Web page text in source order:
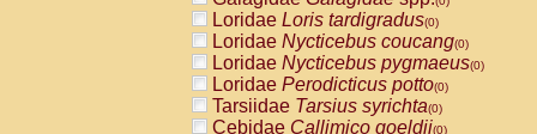
Loridae Loris tardigradus(0)
Loridae Nycticebus coucang(0)
Loridae Nycticebus pygmaeus(0)
Loridae Perodicticus potto(0)
Tarsiidae Tarsius syrichta(0)
Cebidae Callimico goeldii(0)